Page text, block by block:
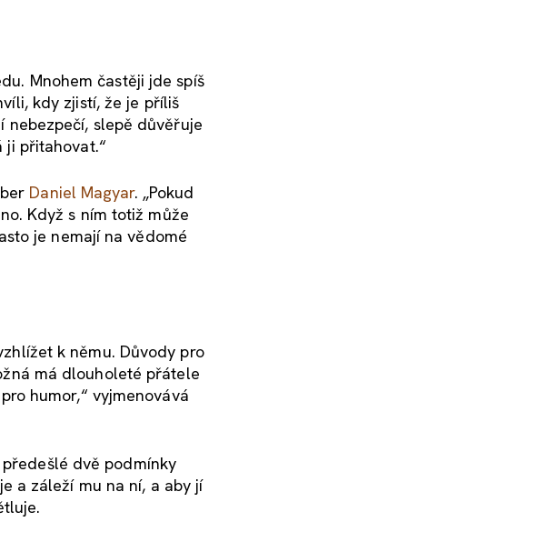
Mnohem častěji jde spíš
kdy zjistí, že je příliš
nebezpečí, slepě důvěřuje
ji přitahovat.“
Daniel Magyar. „Pokud
Když s ním totiž může
je nemají na vědomé
k němu. Důvody pro
má dlouholeté přátele
humor,“ vyjmenovává
předešlé dvě podmínky
a záleží mu na ní, a aby jí